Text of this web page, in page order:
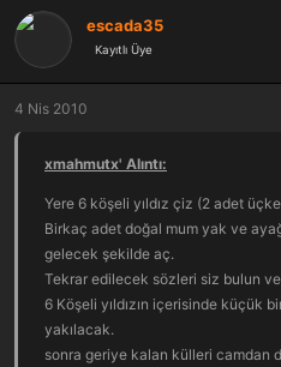
escada35
Kayıtlı Üye
4 Nis 2010
xmahmutx' Alıntı:
Yere 6 köşeli yıldız çiz (2 adet
Birkaç adet doğal mum yak ve
gelecek şekilde aç.
Tekrar edilecek sözleri siz bulun
6 Köşeli yıldızın içerisinde küçük
yakılacak.
sonra geriye kalan külleri camdan